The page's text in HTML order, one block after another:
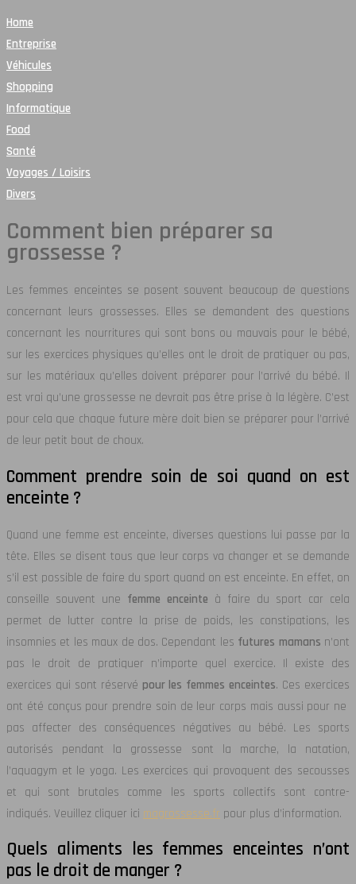
Home
Entreprise
Véhicules
Shopping
Informatique
Food
Santé
Voyages / Loisirs
Divers
Comment bien préparer sa
grossesse ?
Les femmes enceintes se posent souvent beaucoup de questions
concernant leurs grossesses. Elles se demandent des questions
concernant les nourritures qui sont bons ou mauvais pour le bébé,
sur les exercices physiques qu’elles ont le droit de pratiquer ou pas,
sur les matériaux qu’elles doivent préparer pour l’arrivé du bébé. Il
est vrai qu’une grossesse ne devrait pas être prise à la légère. C’est
pour cela que chaque future mère doit bien se préparer pour l’arrivé
de leur petit bout de choux.
Comment prendre soin de soi quand on est
enceinte ?
Quand une femme est enceinte, diverses questions lui passe par la
tête. Elles se disent tous que leur corps va changer et se demande
s’il est possible de faire du sport quand on est enceinte. En effet, on
conseille souvent une femme enceinte à faire du sport car cela
permet de lutter contre la prise de poids, les constipations, les
insomnies et les maux de dos. Cependant les futures mamans n’ont
pas le droit de pratiquer n’importe quel exercice. Il existe des
exercices qui sont réservé pour les femmes enceintes. Ces exercices
ont été conçus pour prendre soin de leur corps mais aussi pour ne
pas affecter des conséquences négatives au bébé. Les sports
autorisés pendant la grossesse sont la marche, la natation,
l’aquagym et le yoga. Les exercices qui provoquent des secousses
et qui sont brutales comme les sports collectifs sont contre-
indiqués. Veuillez cliquer ici magrossesse.fr pour plus d’information.
Quels aliments les femmes enceintes n’ont
pas le droit de manger ?